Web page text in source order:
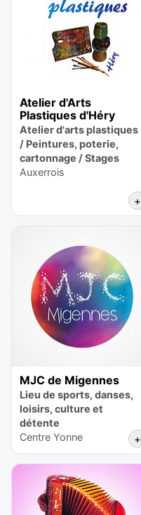
Atelier d'Arts
Plastiques d'Héry
Atelier d'arts plastiques
/ Peintures, poterie,
cartonnage / Stages
Auxerrois
+
MJC de Migennes
Lieu de sports, danses,
loisirs, culture et
détente
Centre Yonne
+